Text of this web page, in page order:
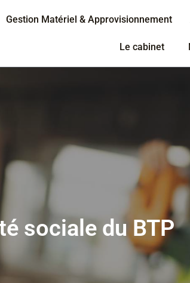
Gestion Matériel & Approvisionnement
Le cabinet
sociale du BTP​